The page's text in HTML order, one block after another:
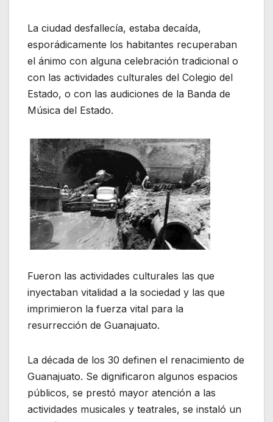
La ciudad desfallecía, estaba decaída,
esporádicamente los habitantes recuperaban
el ánimo con alguna celebración tradicional o
con las actividades culturales del Colegio del
Estado, o con las audiciones de la Banda de
Música del Estado.
Fueron las actividades culturales las que
inyectaban vitalidad a la sociedad y las que
imprimieron la fuerza vital para la
resurrección de Guanajuato.
La década de los 30 definen el renacimiento de
Guanajuato. Se dignificaron algunos espacios
públicos, se prestó mayor atención a las
actividades musicales y teatrales, se instaló un